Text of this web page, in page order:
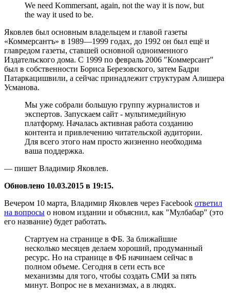
We need Kommersant, again, not the way it is now, but
the way it used to be.
Яковлев был основным владельцем и главой газеты
«Коммерсантъ» в 1989—1999 годах, до 1992 он был ещё и
главредом газеты, ставшей основной одноименного
Издательского дома. С 1999 по февраль 2006 "Коммерсант"
был в собственности Бориса Березовского, затем Бадри
Патаркацишвили, а сейчас принадлежит структурам Алишера
Усманова.
Мы уже собрали большую группу журналистов и
экспертов. Запускаем сайт - мультимедийную
платформу. Началась активная работа созданию
контента и привлечению читательской аудитории.
Для всего этого нам просто жизненно необходима
ваша поддержка.
— пишет Владимир Яковлев.
Обновлено 10.03.2015 в 19:15.
Вечером 10 марта, Владимир Яковлев через Facebook ответил
на вопросы о новом издании и объяснил, как "Мулбабар" (это
его название) будет работать.
Стартуем на странице в ФБ. За ближайшие
несколько месяцев делаем хороший, продуманный
ресурс. Но на странице в ФБ начинаем сейчас в
полном объеме. Сегодня в сети есть все
механизмы для того, чтобы создать СМИ за пять
минут. Вопрос не в механизмах, а в людях.